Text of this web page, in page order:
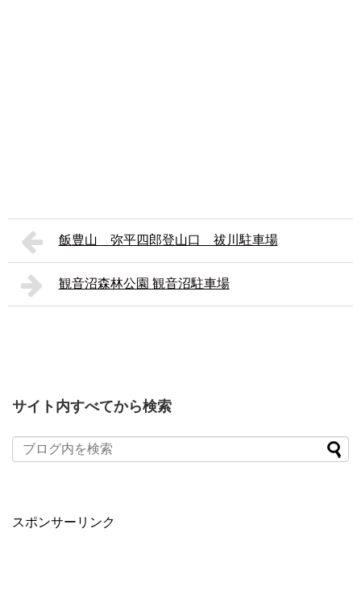
飯豊山 弥平四郎登山口 祓川駐車場
観音沼森林公園 観音沼駐車場
サイト内すべてから検索
スポンサーリンク